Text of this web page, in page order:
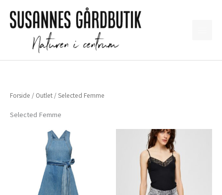
Forside / Outlet / Selected Femme
Selected Femme